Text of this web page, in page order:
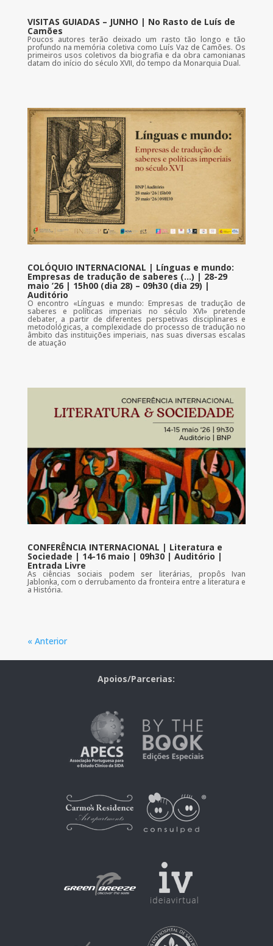
VISITAS GUIADAS – JUNHO | No Rasto de Luís de
Camões
Poucos autores terão deixado um rasto tão longo e tão
profundo na memória coletiva como Luís Vaz de Camões. Os
primeiros usos coletivos da biografia e da obra camonianas
datam do início do século XVII, do tempo da Monarquia Dual.
COLÓQUIO INTERNACIONAL | Línguas e mundo:
Empresas de tradução de saberes (…) | 28-29
maio ’26 | 15h00 (dia 28) – 09h30 (dia 29) |
Auditório
O encontro «Línguas e mundo: Empresas de tradução de
saberes e políticas imperiais no século XVI» pretende
debater, a partir de diferentes perspetivas disciplinares e
metodológicas, a complexidade do processo de tradução no
âmbito das instituições imperiais, nas suas diversas escalas
de atuação
CONFERÊNCIA INTERNACIONAL | Literatura e
Sociedade | 14-16 maio | 09h30 | Auditório |
Entrada Livre
As ciências sociais podem ser literárias, propôs Ivan
Jablonka, com o derrubamento da fronteira entre a literatura e
a História.
« Anterior
Apoios/Parcerias: